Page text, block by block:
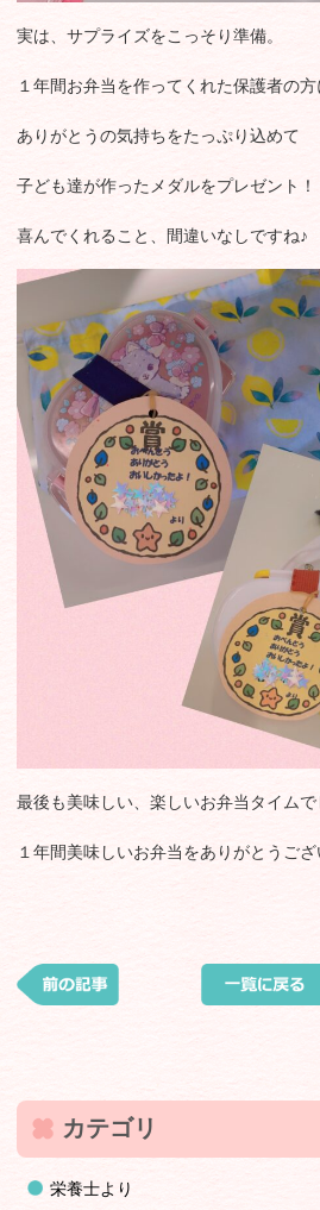
実は、サプライズをこっそり準備。
１年間お弁当を作ってくれた保護者の方
ありがとうの気持ちをたっぷり込めて
子ども達が作ったメダルをプレゼント！
喜んでくれること、間違いなしですね♪
最後も美味しい、楽しいお弁当タイムで
１年間美味しいお弁当をありがとうござ
カテゴリ
栄養士より